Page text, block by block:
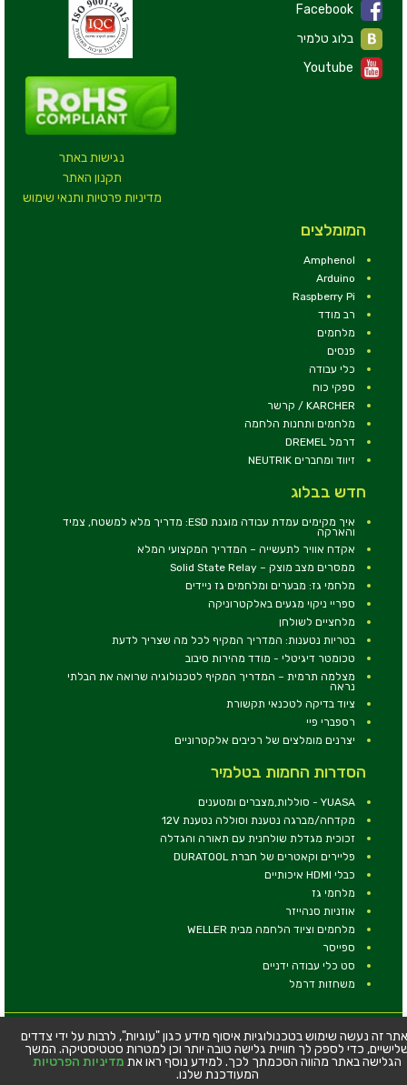
נגישות באתר
תקנון האתר
מדיניות פרטיות ותנאי שימוש
Facebook
Youtube
המומלצים
Amphenol
Arduino
Raspberry Pi
רב מודד
מלחמים
פנסים
כלי עבודה
ספקי כוח
KARCHER / קרשר
מלחמים ותחנות הלחמה
דרמל DREMEL
זיווד ומחברים NEUTRIK
חדש בבלוג
איך מקימים עמדת עבודה מוגנת ESD: מדריך מלא למשטח, צמיד
והארקה
אקדח אוויר לתעשייה – המדריך המקצועי המלא
ממסרים מצב מוצק – Solid State Relay
מלחמי גז: מבערים ומלחמים גז ניידים
ספריי ניקוי מגעים באלקטרוניקה
מלחציים לשולחן
בטריות נטענות: המדריך המקיף לכל מה שצריך לדעת
טכומטר דיגיטלי - מודד מהירות סיבוב
מצלמה תרמית – המדריך המקיף לטכנולוגיה שרואה את הבלתי
נראה
ציוד בדיקה לטכנאי תקשורת
רספברי פיי
יצרנים מומלצים של רכיבים אלקטרוניים
הסדרות החמות בטלמיר
YUASA - סוללות,מצברים ומטענים
מקדחה/מברגה נטענת וסוללה נטענת 12V
זכוכית מגדלת שולחנית עם תאורה והגדלה
פליירים וקאטרים של חברת DURATOOL
כבלי HDMI איכותיים
מלחמי גז
אוזניות סנהייזר
מלחמים וציוד הלחמה מבית WELLER
ספייסר
סט כלי עבודה ידניים
משחזות דרמל
© כל הזכויות שמורות - טלמיר אלקטרוניקה בע''מ
כתובת: דרך העצמאות 63, חיפה
טלפון:04-8534564
זה נעשה שימוש בטכנולוגיות איסוף מידע כגון "עוגיות", לרבות על ידי צדדים
כדי לספק לך חוויית גלישה טובה יותר וכן למטרות סטטיסטיקה. המשך
הגלישה באתר מהווה הסכמתך לכך. למידע נוסף ראו את מדיניות הפרטיות
המעודכנת שלנו.